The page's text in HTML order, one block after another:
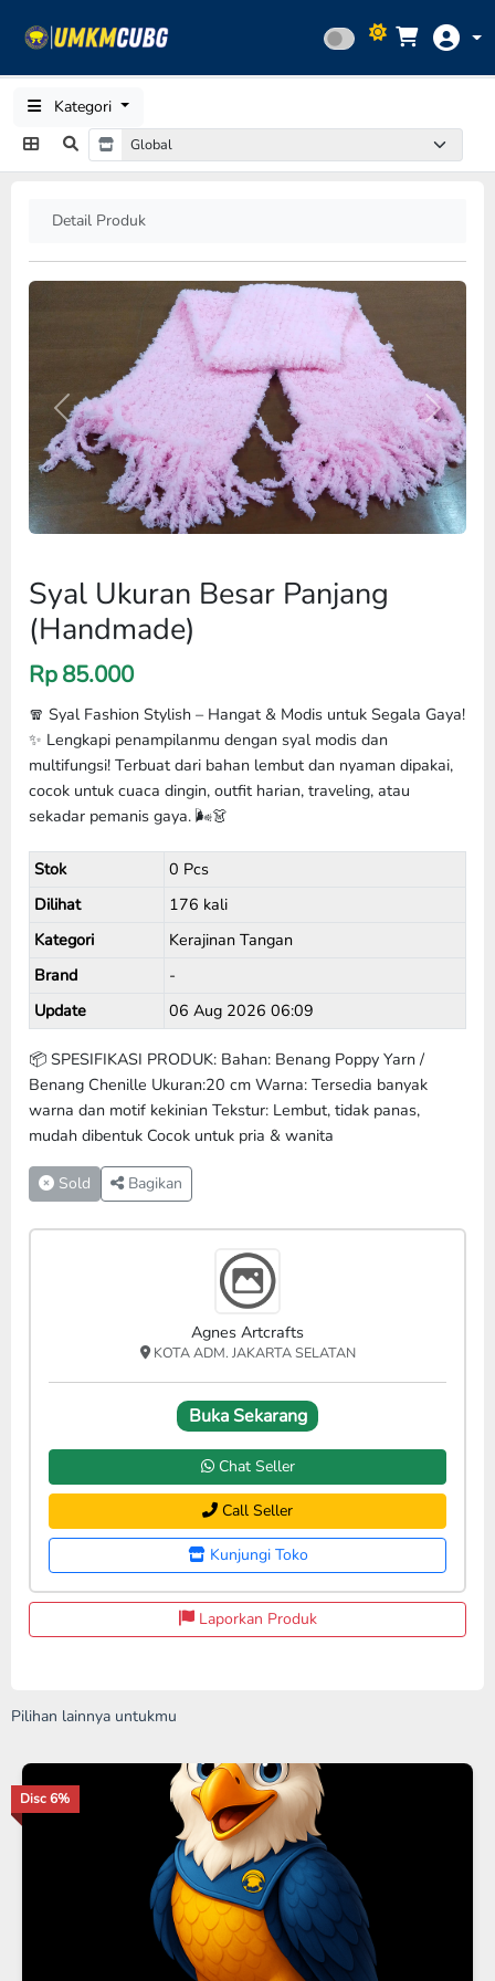
Kategori
Detail Produk
Previous Next
Syal Ukuran Besar Panjang
(Handmade)
Rp85.000
🧣 Syal Fashion Stylish – Hangat & Modis untuk Segala Gaya!
✨ Lengkapi penampilanmu dengan syal modis dan
multifungsi! Terbuat dari bahan lembut dan nyaman dipakai,
cocok untuk cuaca dingin, outfit harian, traveling, atau
sekadar pemanis gaya. 🌬️👗
Stok
0 Pcs
Dilihat
176 kali
Kategori
Kerajinan Tangan
Brand
-
Update
06 Aug 2026 06:09
📦 SPESIFIKASI PRODUK: Bahan: Benang Poppy Yarn /
Benang Chenille Ukuran:20 cm Warna: Tersedia banyak
warna dan motif kekinian Tekstur: Lembut, tidak panas,
mudah dibentuk Cocok untuk pria & wanita
Sold Bagikan
Agnes Artcrafts
KOTA ADM. JAKARTA SELATAN
Buka Sekarang
Chat Seller
Call Seller
Kunjungi Toko
Laporkan Produk
Pilihan lainnya untukmu
Disc 7%